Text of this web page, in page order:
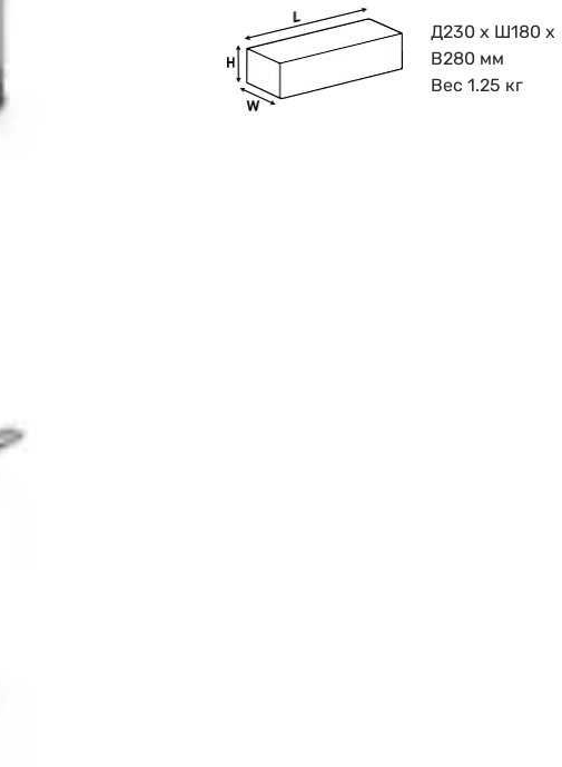
Д230 x Ш180 x
В280 мм
Вес 1.25 кг